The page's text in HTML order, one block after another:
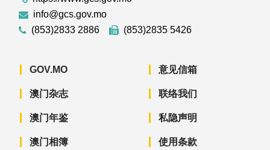
info@gcs.gov.mo
(853)2833 2886
(853)2835 5426
GOV.MO
澳门杂志
澳门年鉴
澳门相簿
意见信箱
联络我们
私隐声明
使用条款